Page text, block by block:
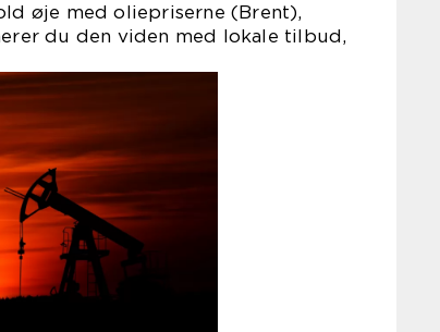
øje med oliepriserne (Brent),
du den viden med lokale tilbud,